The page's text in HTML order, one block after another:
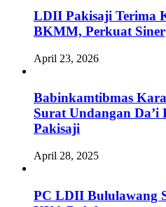
LDII Pakisaji Terima
BKMM, Perkuat
April 23, 2026
Babinkamtibmas
Surat Undangan Da’i
Pakisaji
April 28, 2025
PC LDII Bululawang